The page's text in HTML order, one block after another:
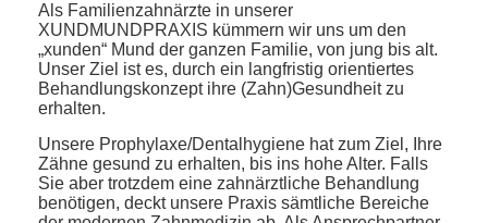
Als Familienzahnärzte in unserer
XUNDMUNDPRAXIS kümmern wir uns um den
„xunden“ Mund der ganzen Familie, von jung bis alt.
Unser Ziel ist es, durch ein langfristig orientiertes
Behandlungskonzept ihre (Zahn)Gesundheit zu
erhalten.
Unsere Prophylaxe/Dentalhygiene hat zum Ziel, Ihre
Zähne gesund zu erhalten, bis ins hohe Alter. Falls
Sie aber trotzdem eine zahnärztliche Behandlung
benötigen, deckt unsere Praxis sämtliche Bereiche